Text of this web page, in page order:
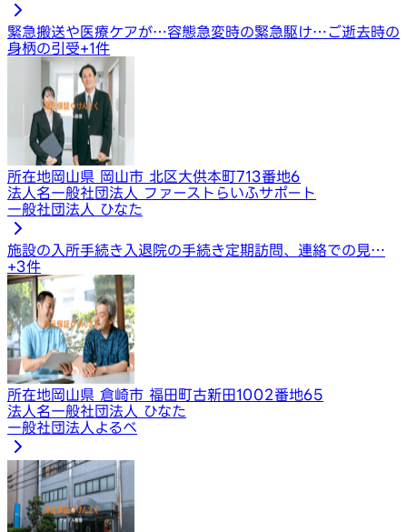
緊急搬送や医療ケアが…容態急変時の緊急駆け…ご逝去時の
身柄の引受+1件
所在地岡山県 岡山市 北区大供本町713番地6
法人名一般社団法人 ファーストらいふサポート
一般社団法人 ひなた
施設の入所手続き 入退院の手続き定期訪問、連絡での見…
+3件
所在地岡山県 倉崎市 福田町古新田1002番地65
法人名一般社団法人 ひなた
一般社団法人よるべ